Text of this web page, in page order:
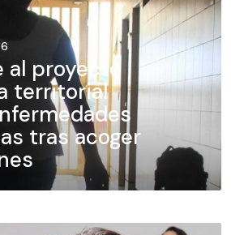
al proyecto
territorial
tras acoger